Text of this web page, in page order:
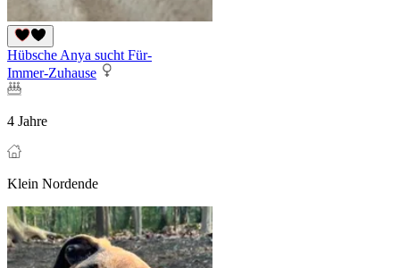
Hübsche Anya sucht Für-
Immer-Zuhause
4 Jahre
Klein Nordende